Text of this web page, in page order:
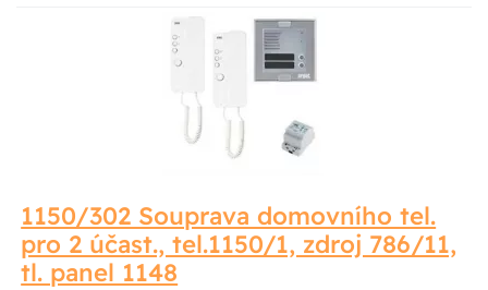
1150/302 Souprava domovního tel.
pro 2 účast., tel.1150/1, zdroj 786/11,
tl. panel 1148